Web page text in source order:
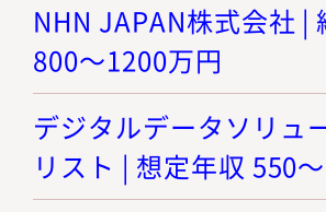
NHN JAPAN株式会社 |
800～1200万円
デジタルデータソリュ
リスト | 想定年収 550